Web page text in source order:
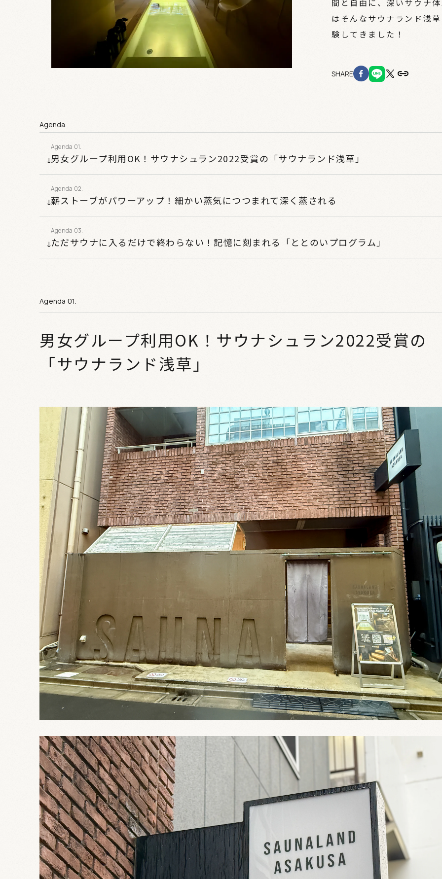
間と自由に、深いサウナ
はそんなサウナランド浅
験してきました！
SHARE
Agenda.
男女グループ利用OK！サウナシュラン2022受賞の「サウナランド浅草」
薪ストーブがパワーアップ！細かい蒸気につつまれて深く蒸される
ただサウナに入るだけで終わらない！記憶に刻まれる「ととのいプログラム」
男女グループ利用OK！サウナシュラン2022受賞の
「サウナランド浅草」